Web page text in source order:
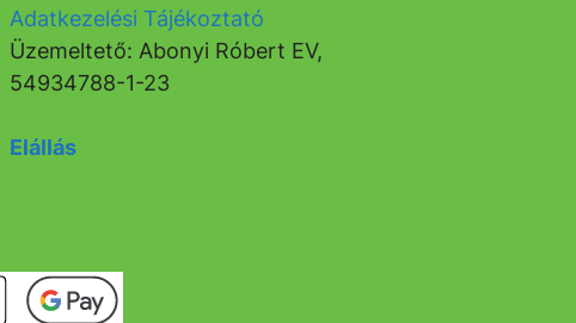
Adatkezelési Tájékoztató
Üzemeltető: Abonyi Róbert EV,
54934788-1-23
Elállás